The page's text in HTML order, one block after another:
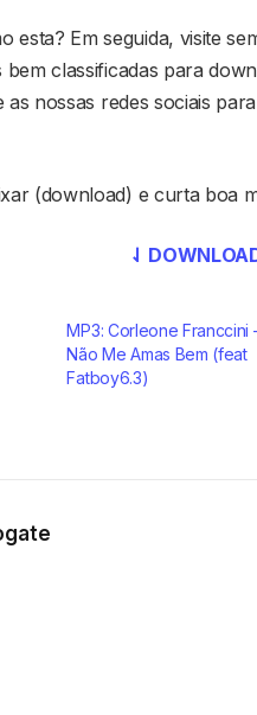
esta? Em seguida, visite
bem classificadas para
nossas redes sociais
(download) e curta boa
⇃
MP3: Corleone Franccini
Não Me Amas Bem (feat
Fatboy6.3)